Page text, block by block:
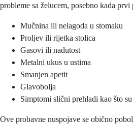
probleme sa želucem, posebno kada prvi
Mučnina ili nelagoda u stomaku
Proljev ili rijetka stolica
Gasovi ili nadutost
Metalni ukus u ustima
Smanjen apetit
Glavobolja
Simptomi slični prehladi kao što
Ove probavne nuspojave se obično